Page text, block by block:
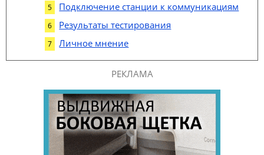
Подключение станции к коммуникациям
Результаты тестирования
Личное мнение
РЕКЛАМА